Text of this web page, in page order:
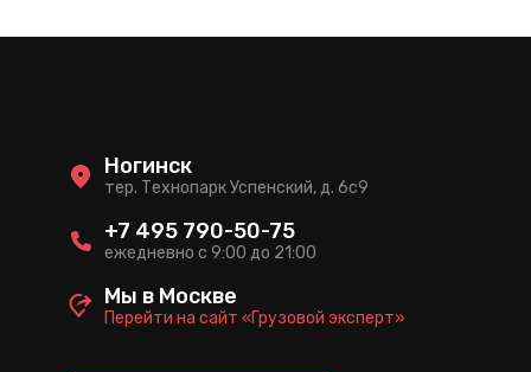
тер. Технопарк Успенский, д. 6c9
Ногинск
ежедневно с 9:00 до 21:00
+7 495 790-50-75
Перейти на сайт «Грузовой эксперт»
Мы в Москве